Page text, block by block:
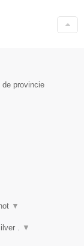
de provincie
▼
. ▼